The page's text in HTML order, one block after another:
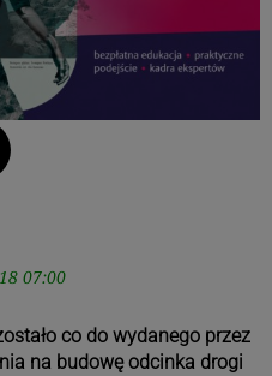
07:00
co do wydanego przez
na budowę odcinka drogi